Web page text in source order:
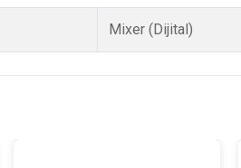
Mixer (Dijital)